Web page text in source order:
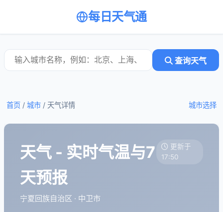
每日天气通
查询天气
城市选择
首页 / 城市 / 天气详情
天气 - 实时气温与7
天预报
宁夏回族自治区 · 中卫市
更新于
17:50